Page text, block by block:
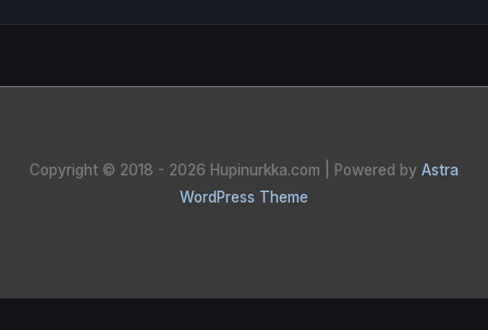
Copyright © 2018 - 2026 Hupinurkka.com | Powered by Astra
WordPress Theme